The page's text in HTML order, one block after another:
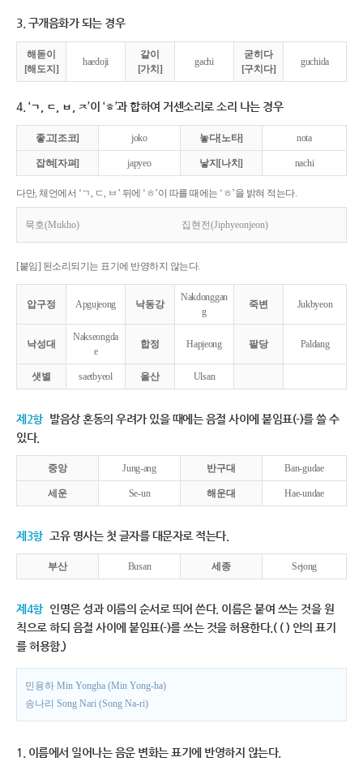
3. 구개음화가 되는 경우
해돋이
[해도지]
haedoji
같이
[가치]
gachi
굳히다
[구치다]
guchida
4. ‘ㄱ, ㄷ, ㅂ, ㅈ’이 ‘ㅎ’과 합하여 거센소리로 소리 나는 경우
좋고[조코] joko 놓다[노타] nota
잡혀[자펴] japyeo 낳지[나치] nachi
다만, 체언에서 ‘ㄱ, ㄷ, ㅂ’ 뒤에 ‘ㅎ’이 따를 때에는 ‘ㅎ’을 밝혀 적는다.
묵호(Mukho) 집현전(Jiphyeonjeon)
[붙임] 된소리되기는 표기에 반영하지 않는다.
압구정 Apgujeong 낙동강
Nakdonggan
g
죽변 Jukbyeon
낙성대
Nakseongda
e
합정 Hapjeong 팔당 Paldang
샛별 saetbyeol 울산 Ulsan
제2항 발음상 혼동의 우려가 있을 때에는 음절 사이에 붙임표(-)를 쓸 수
있다.
중앙 Jung-ang 반구대 Ban-gudae
세운 Se-un 해운대 Hae-undae
제3항 고유 명사는 첫 글자를 대문자로 적는다.
부산 Busan 세종 Sejong
제4항 인명은 성과 이름의 순서로 띄어 쓴다. 이름은 붙여 쓰는 것을 원
칙으로 하되 음절 사이에 붙임표(-)를 쓰는 것을 허용한다.( ( ) 안의 표기
를 허용함.)
민용하 Min Yongha (Min Yong-ha)
송나리 Song Nari (Song Na-ri)
1. 이름에서 일어나는 음운 변화는 표기에 반영하지 않는다.